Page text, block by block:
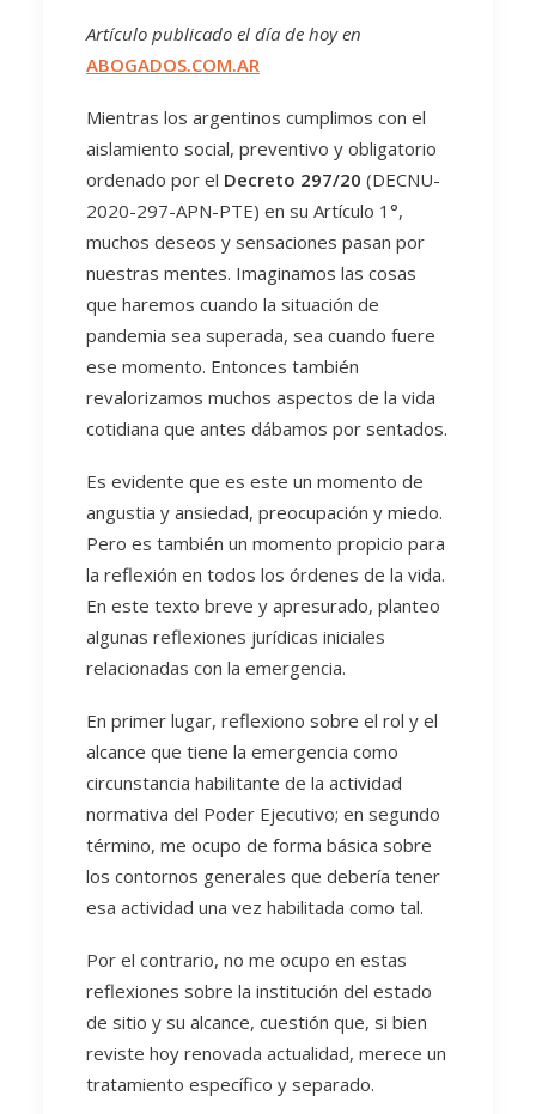
Artículo publicado el día de hoy en
ABOGADOS.COM.AR
Mientras los argentinos cumplimos con el
aislamiento social, preventivo y obligatorio
ordenado por el Decreto 297/20 (DECNU-
2020-297-APN-PTE) en su Artículo 1°,
muchos deseos y sensaciones pasan por
nuestras mentes. Imaginamos las cosas
que haremos cuando la situación de
pandemia sea superada, sea cuando fuere
ese momento. Entonces también
revalorizamos muchos aspectos de la vida
cotidiana que antes dábamos por sentados.
Es evidente que es este un momento de
angustia y ansiedad, preocupación y miedo.
Pero es también un momento propicio para
la reflexión en todos los órdenes de la vida.
En este texto breve y apresurado, planteo
algunas reflexiones jurídicas iniciales
relacionadas con la emergencia.
En primer lugar, reflexiono sobre el rol y el
alcance que tiene la emergencia como
circunstancia habilitante de la actividad
normativa del Poder Ejecutivo; en segundo
término, me ocupo de forma básica sobre
los contornos generales que debería tener
esa actividad una vez habilitada como tal.
Por el contrario, no me ocupo en estas
reflexiones sobre la institución del estado
de sitio y su alcance, cuestión que, si bien
reviste hoy renovada actualidad, merece un
tratamiento específico y separado.